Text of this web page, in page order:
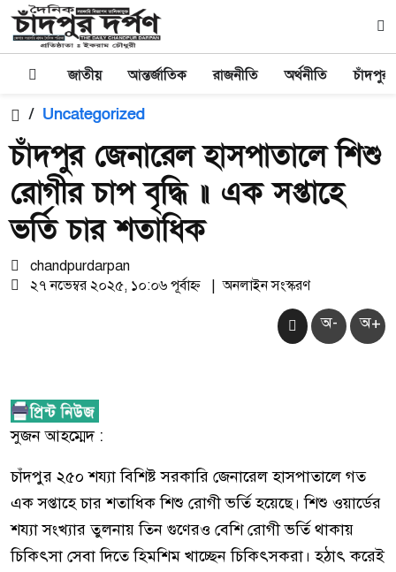
জাতীয় আন্তর্জাতিক রাজনীতি অর্থনীতি চাঁদপুর
/ Uncategorized
চাঁদপুর জেনারেল হাসপাতালে শিশু
রোগীর চাপ বৃদ্ধি ॥ এক সপ্তাহে
ভর্তি চার শতাধিক
chandpurdarpan
২৭ নভেম্বর ২০২৫, ১০:০৬ পূর্বাহ্ন
অনলাইন সংস্করণ
অ- অ+
সুজন আহম্মেদ :
চাঁদপুর ২৫০ শয্যা বিশিষ্ট সরকারি জেনারেল হাসপাতালে গত
এক সপ্তাহে চার শতাধিক শিশু রোগী ভর্তি হয়েছে। শিশু ওয়ার্ডের
শয্যা সংখ্যার তুলনায় তিন গুণেরও বেশি রোগী ভর্তি থাকায়
চিকিৎসা সেবা দিতে হিমশিম খাচ্ছেন চিকিৎসকরা। হঠাৎ করেই